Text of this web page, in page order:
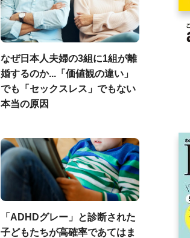
なぜ日本人夫婦の3組に1組が離
婚するのか...「価値観の違い」
でも「セックスレス」でもない
本当の原因
「ADHDグレー」と診断された
子どもたちが高確率であてはま